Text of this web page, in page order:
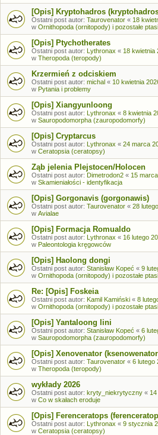
[Opis] Kryptohadros
Ostatni post autor: Taurovenator « 18
w Ornithopoda (ornitopody) i pozostałe
[Opis] Ptychotherates
Ostatni post autor: Lythronax « 18 kwietnia
w Theropoda (teropody)
Krzermień z odciskiem
Ostatni post autor: michal « 10 kwietnia
w Pytania i problemy
[Opis] Xiangyunloong
Ostatni post autor: Lythronax « 8 kwietnia
w Sauropodomorpha (zauropodomorfy)
[Opis] Cryptarcus
Ostatni post autor: Lythronax « 24 marca
w Ceratopsia (ceratopsy)
Ząb jelenia Plejstocen/Holocen
Ostatni post autor: Dimetrodon2 « 15
w Skamieniałości - identyfikacja
[Opis] Gorgonavis (gorgonawis)
Ostatni post autor: Taurovenator « 28
w Avialae
[Opis] Formacja Romualdo
Ostatni post autor: Lythronax « 16 lutego
w Paleontologia kręgowców
[Opis] Haolong dongi
Ostatni post autor: Stanisław Kopeć « 9
w Ornithopoda (ornitopody) i pozostałe
Re: [Opis] Foskeia
Ostatni post autor: Kamil Kamiński « 8
w Ornithopoda (ornitopody) i pozostałe
[Opis] Yantaloong lini
Ostatni post autor: Stanisław Kopeć « 6
w Sauropodomorpha (zauropodomorfy)
[Opis] Xenovenator
Ostatni post autor: Taurovenator « 6 lutego
w Theropoda (teropody)
wykłady 2026
Ostatni post autor: kryty_niekrytyczny «
w Co w skałach eroduje
[Opis] Ferenceratops
Ostatni post autor: Lythronax « 9 stycznia
w Ceratopsia (ceratopsy)